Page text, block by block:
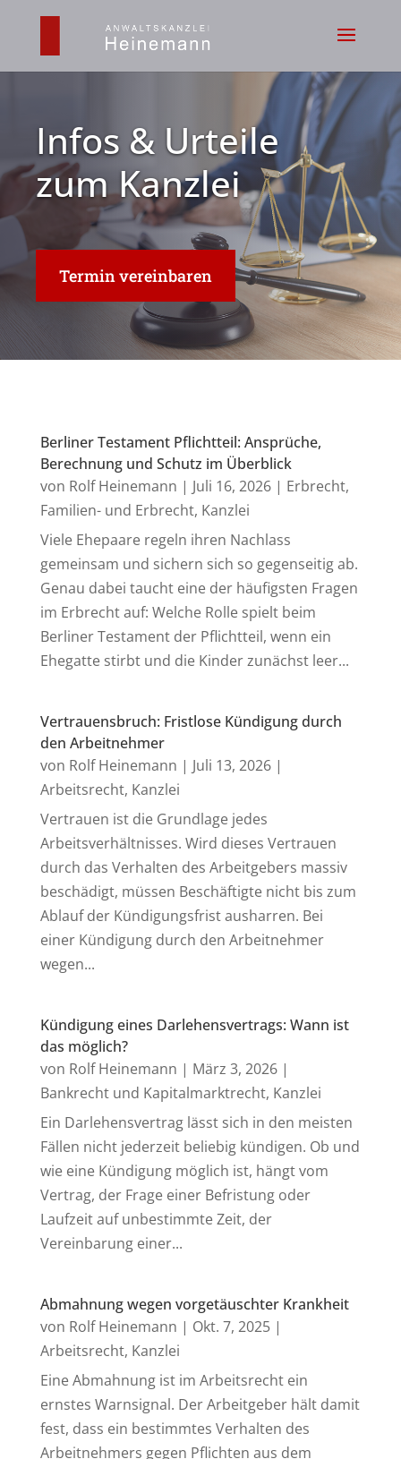
Infos & Urteile
zum Kanzlei
Termin vereinbaren
Berliner Testament Pflichtteil: Ansprüche,
Berechnung und Schutz im Überblick
von Rolf Heinemann | Juli 16, 2026| Erbrecht,
Familien- und Erbrecht, Kanzlei
Viele Ehepaare regeln ihren Nachlass
gemeinsam und sichern sich so gegenseitig ab.
Genau dabei taucht eine der häufigsten Fragen
im Erbrecht auf: Welche Rolle spielt beim
Berliner Testament der Pflichtteil, wenn ein
Ehegatte stirbt und die Kinder zunächst leer...
Vertrauensbruch: Fristlose Kündigung durch
den Arbeitnehmer
von Rolf Heinemann | Juli 13, 2026|
Arbeitsrecht, Kanzlei
Vertrauen ist die Grundlage jedes
Arbeitsverhältnisses. Wird dieses Vertrauen
durch das Verhalten des Arbeitgebers massiv
beschädigt, müssen Beschäftigte nicht bis zum
Ablauf der Kündigungsfrist ausharren. Bei
einer Kündigung durch den Arbeitnehmer
wegen...
Kündigung eines Darlehensvertrags: Wann ist
das möglich?
von Rolf Heinemann | März 3, 2026|
Bankrecht und Kapitalmarktrecht, Kanzlei
Ein Darlehensvertrag lässt sich in den meisten
Fällen nicht jederzeit beliebig kündigen. Ob und
wie eine Kündigung möglich ist, hängt vom
Vertrag, der Frage einer Befristung oder
Laufzeit auf unbestimmte Zeit, der
Vereinbarung einer...
Abmahnung wegen vorgetäuschter Krankheit
von Rolf Heinemann | Okt. 7, 2025|
Arbeitsrecht, Kanzlei
Eine Abmahnung ist im Arbeitsrecht ein
ernstes Warnsignal. Der Arbeitgeber hält damit
fest, dass ein bestimmtes Verhalten des
Arbeitnehmers gegen Pflichten aus dem